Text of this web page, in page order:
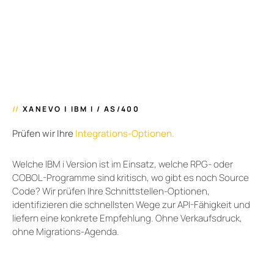
// XANEVO | IBM I / AS/400
Prüfen wir IhreIntegrations-Optionen.
Welche IBM i Version ist im Einsatz, welche RPG- oder
COBOL-Programme sind kritisch, wo gibt es noch Source
Code? Wir prüfen Ihre Schnittstellen-Optionen,
identifizieren die schnellsten Wege zur API-Fähigkeit und
liefern eine konkrete Empfehlung. Ohne Verkaufsdruck,
ohne Migrations-Agenda.